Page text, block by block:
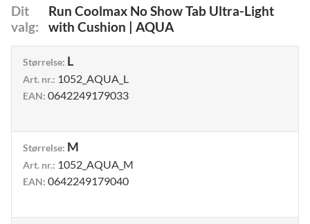
Dit
valg:
Run Coolmax No Show Tab Ultra-Light
with Cushion | AQUA
Størrelse: L
Art. nr.: 1052_AQUA_L
EAN: 0642249179033
Størrelse: M
Art. nr.: 1052_AQUA_M
EAN: 0642249179040